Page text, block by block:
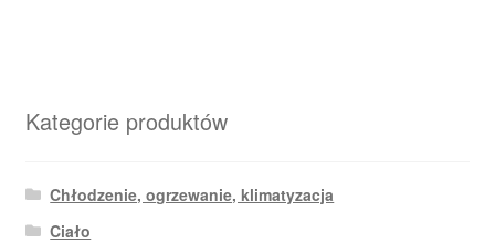
Kategorie produktów
Chłodzenie, ogrzewanie, klimatyzacja
Ciało